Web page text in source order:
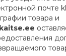
почте
товара и